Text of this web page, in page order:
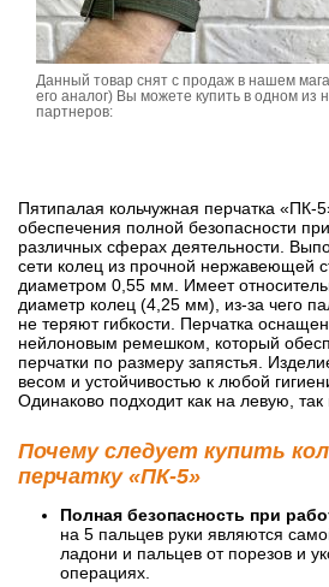
Данный товар снят с продаж в нашем
его аналог) Вы можете купить в одном из
партнеров:
Пятипалая кольчужная перчатка «ПК-
обеспечения полной безопасности
различных сферах деятельности.
сети колец из прочной нержавеющей
диаметром 0,55 мм. Имеет
диаметр колец (4,25 мм), из-за чего
не теряют гибкости. Перчатка
нейлоновым ремешком, который
перчатки по размеру запястья.
весом и устойчивостью к любой
Одинаково подходит как на левую,
Почему следует купить
перчатку «ПК-5»
Полная безопасность при
на 5 пальцев руки являются
ладони и пальцев от порезов и
операциях.